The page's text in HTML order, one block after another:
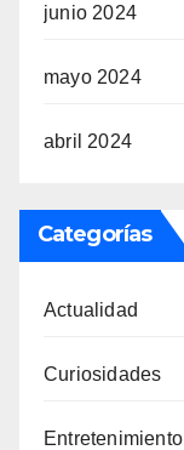
junio 2024
mayo 2024
abril 2024
Categorías
Actualidad
Curiosidades
Entretenimiento